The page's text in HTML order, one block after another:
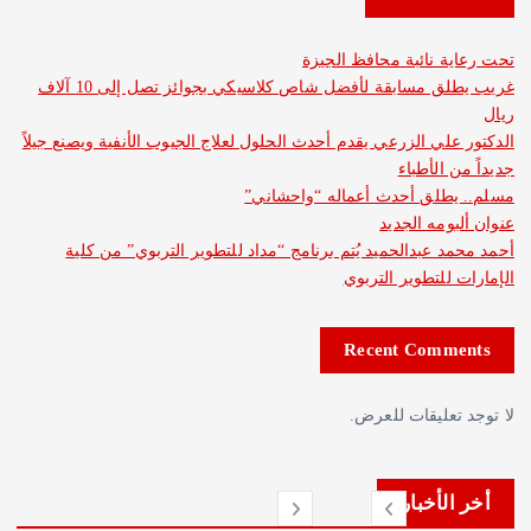
نائبة محافظ الجيزة
غريب يطلق مسابقة لأفضل شاص كلاسيكي بجوائز تصل إلى 10 آلاف
الزرعي يقدم أحدث الحلول لعلاج الجيوب الأنفية ويصنع جيلاً
أحدث أعماله “واحشاني”
الجديد
عبدالحميد يُتم برنامج “مداد للتطوير التربوي” من كلية
التربوي
Recent
للعرض.